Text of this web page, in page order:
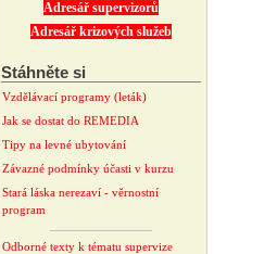
Adresář supervizorů
Adresář krizových služeb
Stáhněte si
Vzdělávací programy (leták)
Jak se dostat do REMEDIA
Tipy na levné ubytování
Závazné podmínky účasti v kurzu
Stará láska nerezaví - věrnostní
program
Odborné texty k tématu supervize